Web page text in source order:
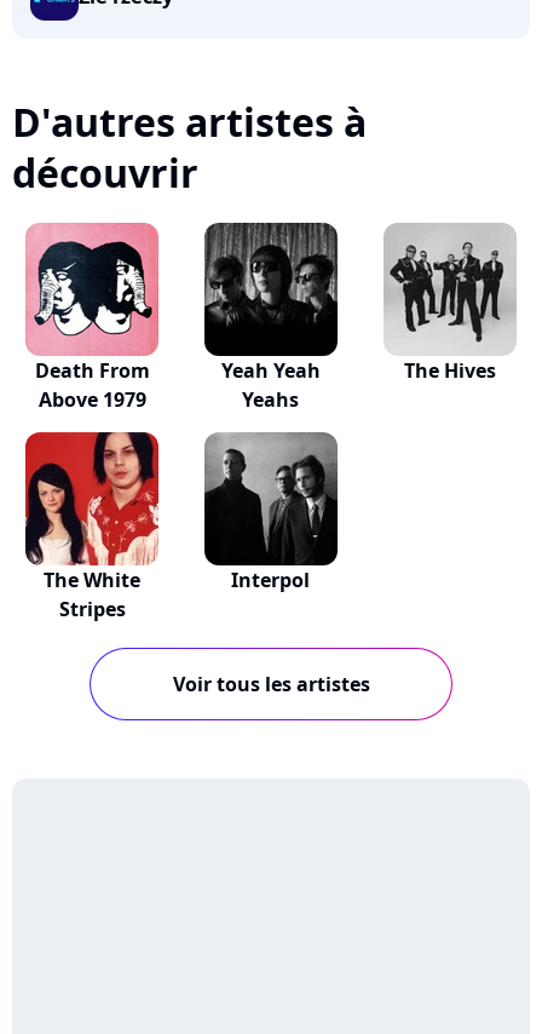
D'autres artistes à
découvrir
Death From
Above 1979
Yeah Yeah
Yeahs
The Hives
The White
Stripes
Interpol
Voir tous les artistes